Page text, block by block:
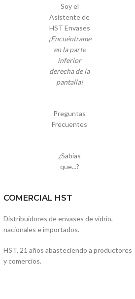
Soy el
Asistente de
HST Envases
¡Encuéntrame
en la parte
inferior
derecha de la
pantalla!
Preguntas
Frecuentes
¿Sabías
que...?
COMERCIAL HST
Distribuidores de envases de vidrio,
nacionales e importados.
HST, 21 años abasteciendo a productores
y comercios.